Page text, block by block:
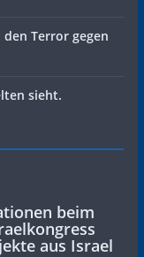
Terror gegen
sieht.
beim
aus Israel